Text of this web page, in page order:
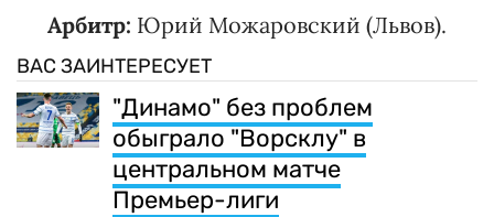
Арбитр: Юрий Можаровский (Львов).
ВАС ЗАИНТЕРЕСУЕТ
"Динамо" без проблем
обыграло "Ворсклу" в
центральном матче
Премьер-лиги